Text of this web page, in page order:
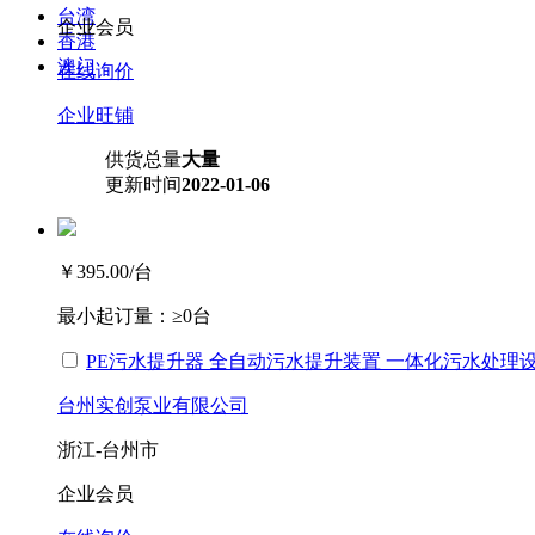
台湾
香港
澳门
企业会员
在线询价
企业旺铺
供货总量大量
更新时间2022-01-06
￥395.00/台
最小起订量： ≥0台
PE污水提升器 全自动污水提升装置 一体化污水处理
台州实创泵业有限公司
浙江-台州市
企业会员